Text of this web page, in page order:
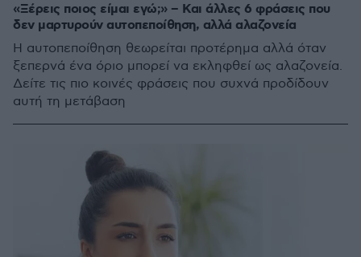
«Ξέρεις ποιος είμαι εγώ;» – Και άλλες 6 φράσεις που
δεν μαρτυρούν αυτοπεποίθηση, αλλά αλαζονεία
Η αυτοπεποίθηση θεωρείται προτέρημα αλλά όταν
ξεπερνά ένα όριο μπορεί να εκληφθεί ως αλαζονεία.
Δείτε τις πιο κοινές φράσεις που συχνά προδίδουν
αυτή τη μετάβαση